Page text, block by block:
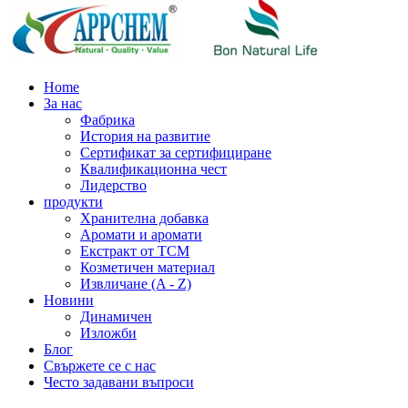
Home
За нас
Фабрика
История на развитие
Сертификат за сертифициране
Квалификационна чест
Лидерство
продукти
Хранителна добавка
Аромати и аромати
Екстракт от TCM
Козметичен материал
Извличане (A - Z)
Новини
Динамичен
Изложби
Блог
Свържете се с нас
Често задавани въпроси